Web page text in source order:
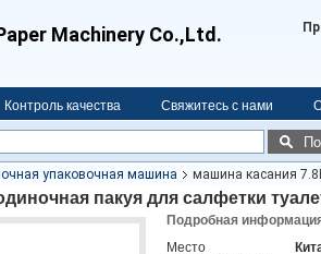
Machinery Co.,Ltd.
Контроль качества Свяжитесь с нами
упаковочная машина
машина касания
пакуя для салфетки
Подробная
Место